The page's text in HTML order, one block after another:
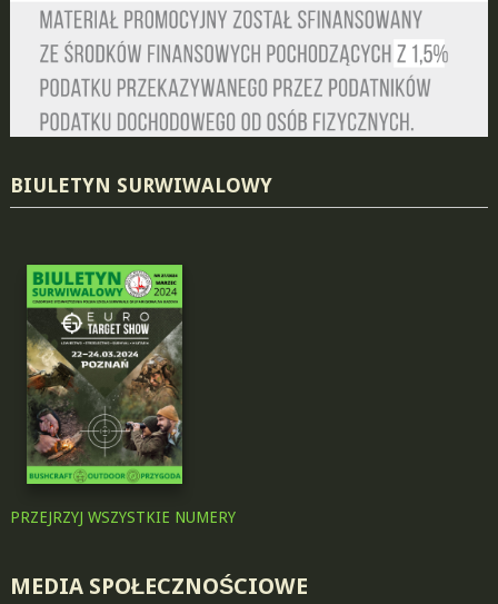
BIULETYN SURWIWALOWY
PRZEJRZYJ WSZYSTKIE NUMERY
MEDIA SPOŁECZNOŚCIOWE